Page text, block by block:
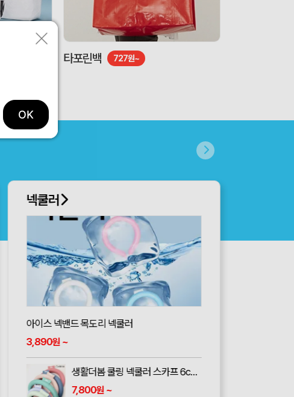
타포린백 727원~
넥쿨러
아이스 넥밴드 목도리 넥쿨러
3,890원~
생활더봄 쿨링 넥쿨러 스카프 6color
7,800원~
OK